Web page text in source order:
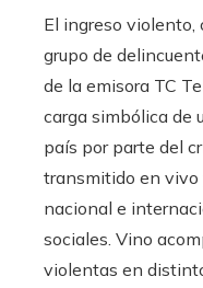
El ingreso violento,
grupo de
de la emisora ​​TC
carga simbólica de
país por parte del
transmitido en
nacional e
sociales. Vino
violentas en